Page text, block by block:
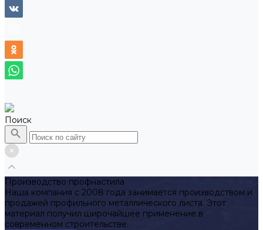
Поиск
Производство профнастила
Наша компания с 2008 года занимается производством и
продажей профильного металлического листа. Этот
материал получил широчайшее применение в
современном строительстве.